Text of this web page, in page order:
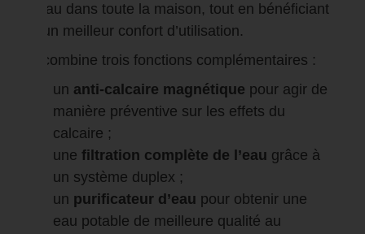
l’eau dans toute la maison, tout en bénéficiant
d’un meilleur confort d’utilisation.
Il combine trois fonctions complémentaires :
un anti-calcaire magnétique pour agir de
manière préventive sur les effets du
calcaire ;
unefiltration complète de l’eau grâce à
un système duplex ;
un purificateur d’eau pour obtenir une
eau potable de meilleure qualité au